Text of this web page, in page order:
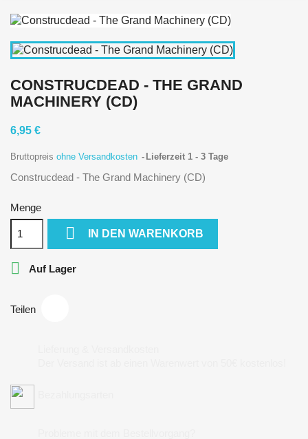
CONSTRUCDEAD - THE GRAND
MACHINERY (CD)
6,95 €
Bruttopreis ohne Versandkosten Lieferzeit 1 - 3 Tage
Construcdead - The Grand Machinery (CD)
Menge
 IN DEN WARENKORB
 Auf Lager
Teilen